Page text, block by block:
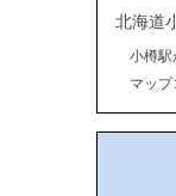
北海道
小樽
マッ